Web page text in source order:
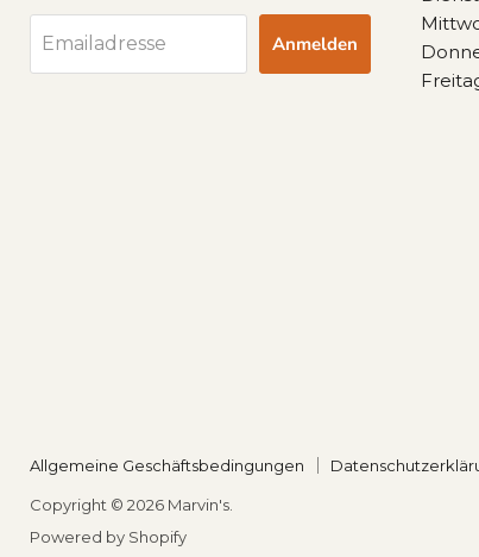
Emailadresse Anmelden
Allgemeine Geschäftsbedingungen
Copyright © 2026 Marvin's.
Powered by Shopify